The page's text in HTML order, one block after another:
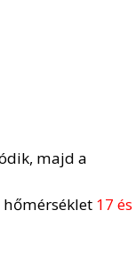
majd a
17 és